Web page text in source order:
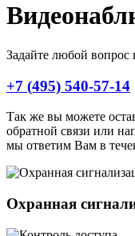
Задайте любой вопрос
+7 (495) 540-57-14
Так же вы можете
обратной связи или
мы ответим Вам в
Охранная